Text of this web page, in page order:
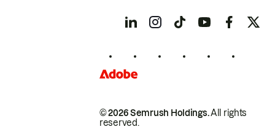
© 2026 Semrush Holdings.All rights
reserved.